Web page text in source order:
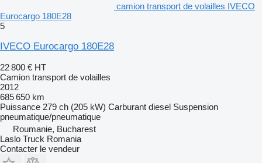
camion transport de volailles IVECO
Eurocargo 180E28
5
IVECO Eurocargo 180E28
22 800 € HT
Camion transport de volailles
2012
685 650 km
Puissance 279 ch (205 kW) Carburant diesel Suspension
pneumatique/pneumatique
Roumanie, Bucharest
Laslo Truck Romania
Contacter le vendeur